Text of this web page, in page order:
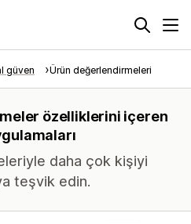
güven Ürün değerlendirmeleri
özelliklerini içeren
daha çok kişiyi
teşvik edin.